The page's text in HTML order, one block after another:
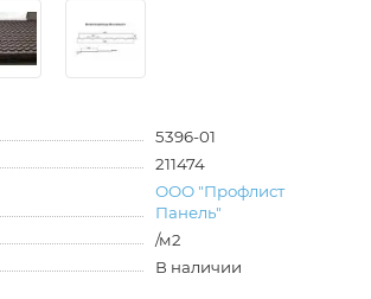
5396-01
211474
ООО "Профлист
Панель"
/м2
В наличии